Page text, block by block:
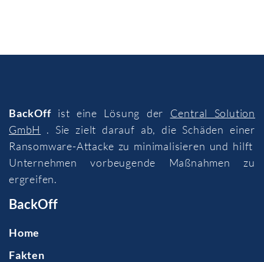
BackOffist eine Lösung der Central Solution
GmbH
. Sie zielt darauf ab, die Schäden einer
Ransomware-Attacke zu minimalisieren und hilft
Unternehmen vorbeugende Maßnahmen zu
ergreifen.
BackOff
Home
Fakten